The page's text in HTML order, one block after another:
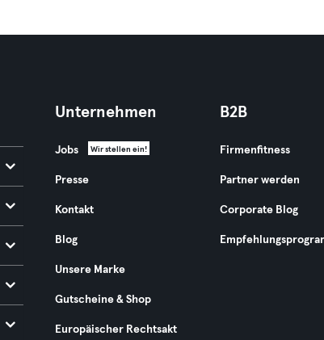
Unternehmen
Jobs Wir stellen ein!
Presse
Kontakt
Blog
Unsere Marke
Gutscheine & Shop
Europäischer Rechtsakt
B2B
Firmenfitness
Partner werden
Corporate Blog